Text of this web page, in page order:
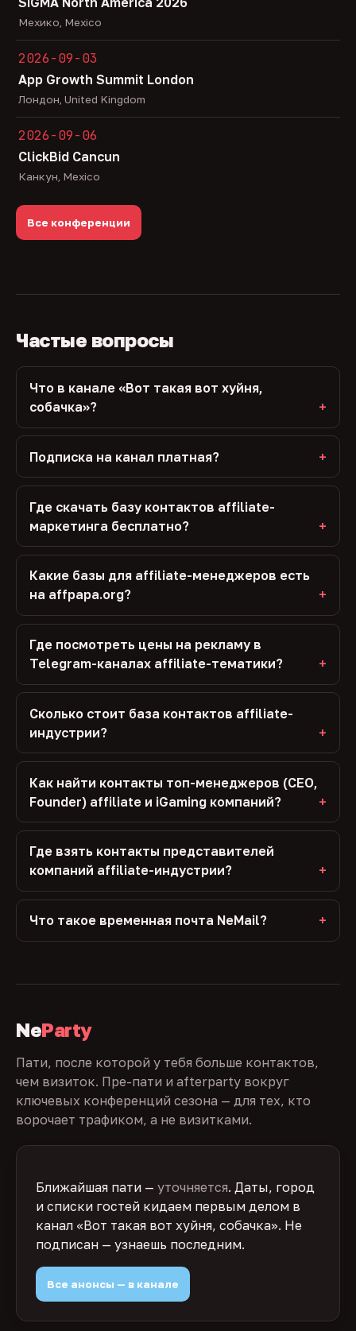
Мехико, Mexico
2026-09-03
App Growth Summit London
Лондон, United Kingdom
2026-09-06
ClickBid Cancun
Канкун, Mexico
Все конференции
Частые вопросы
Что в канале «Вот такая вот хуйня,
собачка»?
Подписка на канал платная?
Где скачать базу контактов affiliate-
маркетинга бесплатно?
Какие базы для affiliate-менеджеров есть
на affpapa.org?
Где посмотреть цены на рекламу в
Telegram-каналах affiliate-тематики?
Сколько стоит база контактов affiliate-
индустрии?
Как найти контакты топ-менеджеров (CEO,
Founder) affiliate и iGaming компаний?
Где взять контакты представителей
компаний affiliate-индустрии?
Что такое временная почта NeMail?
NeParty
Пати, после которой у тебя больше контактов,
чем визиток. Пре-пати и afterparty вокруг
ключевых конференций сезона — для тех, кто
ворочает трафиком, а не визитками.
Ближайшая пати — уточняется. Даты, город
и списки гостей кидаем первым делом в
канал «Вот такая вот хуйня, собачка». Не
подписан — узнаешь последним.
Все анонсы — в канале